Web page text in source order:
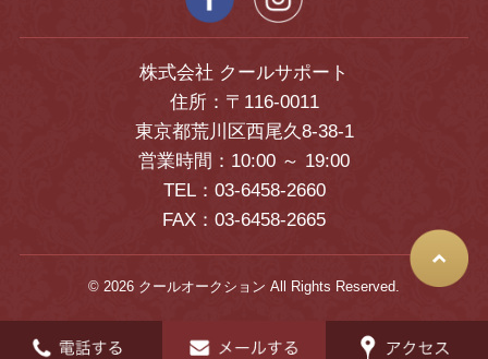
株式会社 クールサポート
住所：〒116-0011
東京都荒川区西尾久8-38-1
営業時間：10:00 ～ 19:00
TEL：03-6458-2660
FAX：03-6458-2665
© 2026 クールオークション All Rights Reserved.